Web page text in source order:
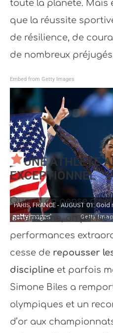
toute la planète. Mais
que la réussite
de résilience, de
de nombreux
Embed from Getty Images
UNE ATHLÈTE
EXCEPTIONNEL
Quand on pense à
américaine, on pense
performances
cesse de repousser
discipline et parfois
Simone Biles a
olympiques et un
d’or aux